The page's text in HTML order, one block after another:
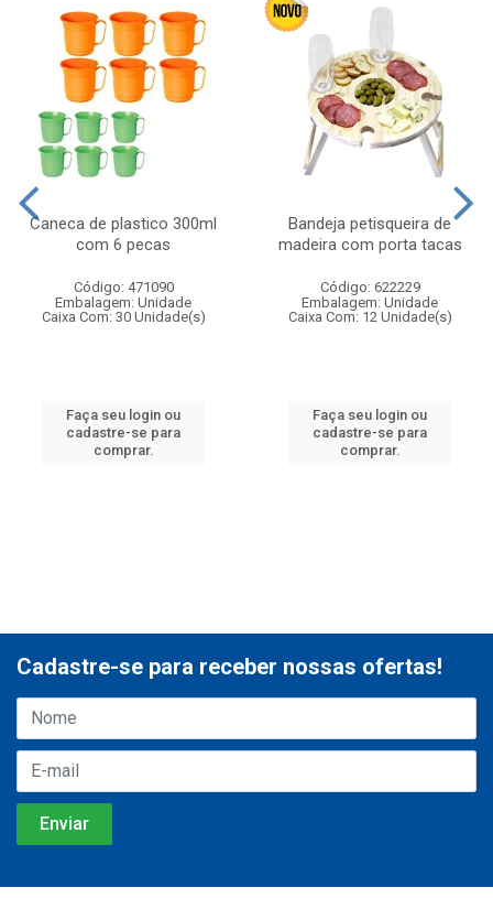
Caneca de plastico 300ml
com 6 pecas
Código: 471090
Embalagem: Unidade
Caixa Com: 30 Unidade(s)
Faça seu login ou
cadastre-se para
comprar.
Bandeja petisqueira de
madeira com porta tacas
Código: 622229
Embalagem: Unidade
Caixa Com: 12 Unidade(s)
Faça seu login ou
cadastre-se para
comprar.
Cadastre-se para receber nossas ofertas!